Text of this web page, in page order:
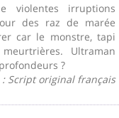
violentes irruptions
des raz de marée
car le monstre, tapi
Ultraman
?
: Script original français